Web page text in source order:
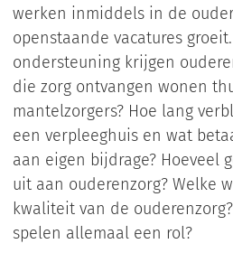
werken inmiddels in de
openstaande vacatures
ondersteuning krijgen
die zorg ontvangen wonen
mantelzorgers? Hoe lang
een verpleeghuis en wat
aan eigen bijdrage? Hoeveel
uit aan ouderenzorg? Welke
kwaliteit van de
spelen allemaal een rol?